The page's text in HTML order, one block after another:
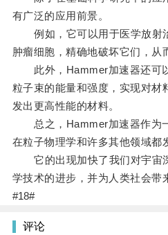
有广泛的应用前景。
例如，它可以用于医学放射
肿瘤细胞，精确地破坏它们，从
此外，Hammer加速器还可
粒子束的能量和强度，实现对材
发出更高性能的材料。
总之，Hammer加速器作为一
在粒子物理学和许多其他领域都
它的出现加快了我们对宇宙
学技术的进步，并为人类社会带
#18#
评论